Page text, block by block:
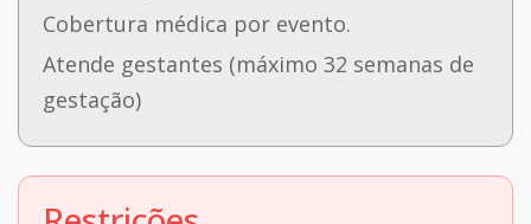
Cobertura médica por evento.
Atende gestantes (máximo 32 semanas de
gestação)